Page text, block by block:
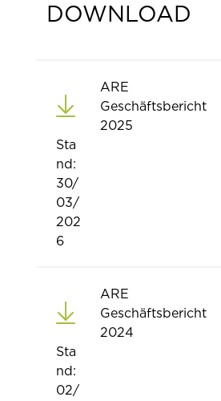
DOWNLOAD
ARE
Geschäftsbericht
2025
Sta
nd:
30/
03/
202
6
ARE
Geschäftsbericht
2024
Sta
nd:
02/